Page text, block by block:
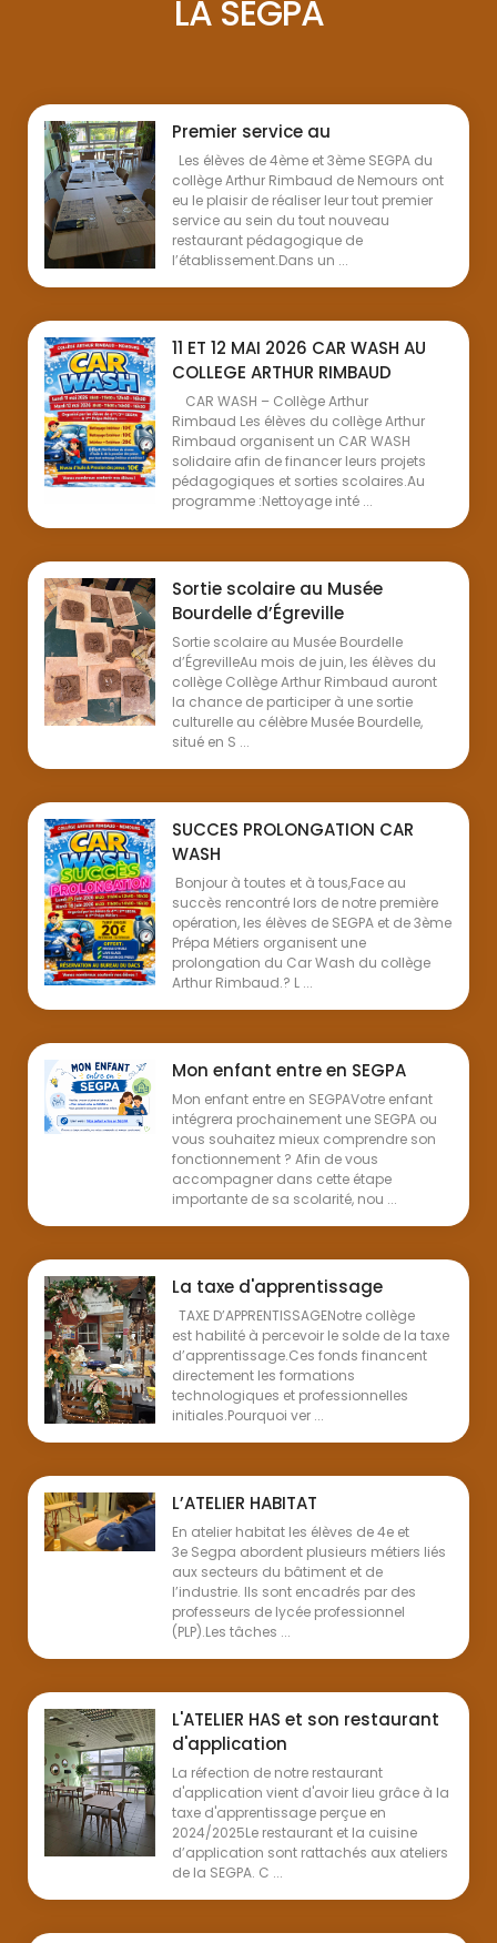
LA SEGPA
Premier service au
Les élèves de 4ème et 3ème SEGPA du
collège Arthur Rimbaud de Nemours ont
eu le plaisir de réaliser leur tout premier
service au sein du tout nouveau
restaurant pédagogique de
l’établissement.Dans un ...
11 ET 12 MAI 2026 CAR WASH AU
COLLEGE ARTHUR RIMBAUD
CAR WASH – Collège Arthur
Rimbaud Les élèves du collège Arthur
Rimbaud organisent un CAR WASH
solidaire afin de financer leurs projets
pédagogiques et sorties scolaires.Au
programme :Nettoyage inté ...
Sortie scolaire au Musée
Bourdelle d’Égreville
Sortie scolaire au Musée Bourdelle
d’ÉgrevilleAu mois de juin, les élèves du
collège Collège Arthur Rimbaud auront
la chance de participer à une sortie
culturelle au célèbre Musée Bourdelle,
situé en S ...
SUCCES PROLONGATION CAR
WASH
Bonjour à toutes et à tous,Face au
succès rencontré lors de notre première
opération, les élèves de SEGPA et de 3ème
Prépa Métiers organisent une
prolongation du Car Wash du collège
Arthur Rimbaud.? L ...
Mon enfant entre en SEGPA
Mon enfant entre en SEGPAVotre enfant
intégrera prochainement une SEGPA ou
vous souhaitez mieux comprendre son
fonctionnement ? Afin de vous
accompagner dans cette étape
importante de sa scolarité, nou ...
La taxe d'apprentissage
TAXE D’APPRENTISSAGENotre collège
est habilité à percevoir le solde de la taxe
d’apprentissage.Ces fonds financent
directement les formations
technologiques et professionnelles
initiales.Pourquoi ver ...
L’ATELIER HABITAT
En atelier habitat les élèves de 4e et
3e Segpa abordent plusieurs métiers liés
aux secteurs du bâtiment et de
l’industrie. Ils sont encadrés par des
professeurs de lycée professionnel
(PLP).Les tâches ...
L'ATELIER HAS et son restaurant
d'application
La réfection de notre restaurant
d'application vient d'avoir lieu grâce à la
taxe d'apprentissage perçue en
2024/2025Le restaurant et la cuisine
d’application sont rattachés aux ateliers
de la SEGPA. C ...